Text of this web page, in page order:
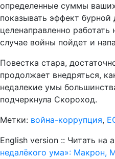
определенные суммы
показывать эффект бурной
целенаправленно
случае войны пойдет и
Повестка стара,
продолжает внедряться,
недалекие умы
подчеркнула Скороход.
Метки: война-коррупция,
English version :: Читать на
недалёкого ума»: Макрон,